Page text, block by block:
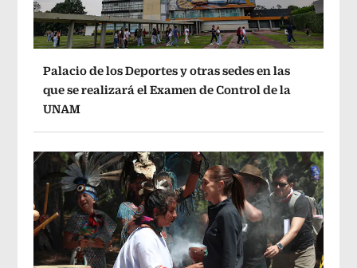
Palacio de los Deportes y otras sedes en las
que se realizará el Examen de Control de la
UNAM